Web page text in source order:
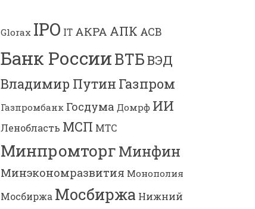
Glorax IPO IT АКРА АПК АСВ
Банк РоссииВТБВЭД
Владимир Путин Газпром
Газпромбанк Госдума Домрф ИИ
Ленобласть МСП МТС
МинпромторгМинфин
Минэкономразвития Монополия
Мосбиржа Мосбиржа Нижний